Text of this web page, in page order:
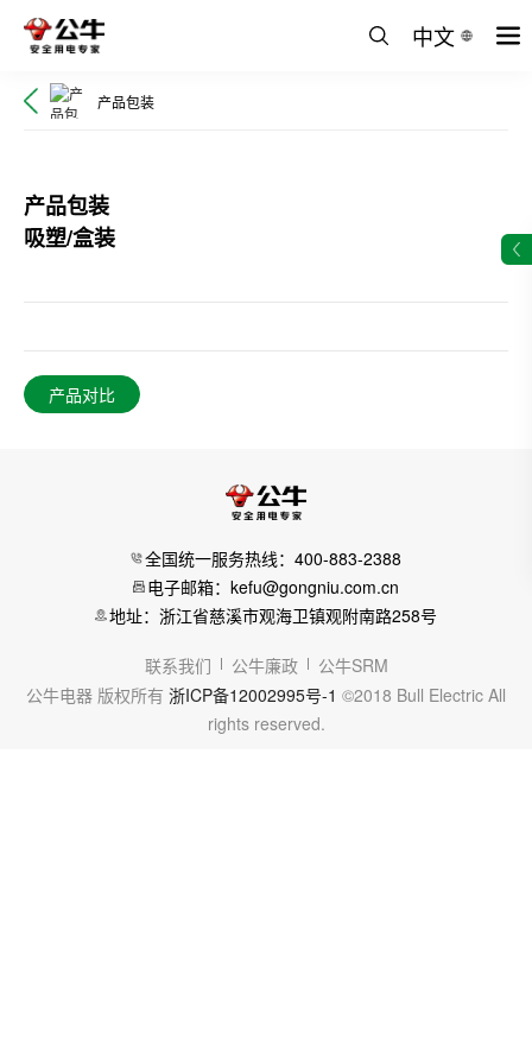
中文
产品包装
产品包装
吸塑/盒装
产品对比
全国统一服务热线：400-883-2388
电子邮箱：kefu@gongniu.com.cn
地址：浙江省慈溪市观海卫镇观附南路258号
联系我们 公牛廉政
公牛SRM
公牛电器 版权所有 浙ICP备12002995号-1 ©2018 Bull Electric All
rights reserved.